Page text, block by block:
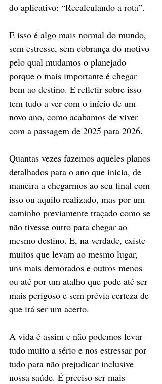
do aplicativo: “Recalculando a rota”.
E isso é algo mais normal do mundo,
sem estresse, sem cobrança do motivo
pelo qual mudamos o planejado
porque o mais importante é chegar
bem ao destino. E refletir sobre isso
tem tudo a ver com o início de um
novo ano, como acabamos de viver
com a passagem de 2025 para 2026.
Quantas vezes fazemos aqueles planos
detalhados para o ano que inicia, de
maneira a chegarmos ao seu final com
isso ou aquilo realizado, mas por um
caminho previamente traçado como se
não tivesse outro para chegar ao
mesmo destino. E, na verdade, existe
muitos que levam ao mesmo lugar,
uns mais demorados e outros menos
ou até por um atalho que pode até ser
mais perigoso e sem prévia certeza de
que irá ser um acerto.
A vida é assim e não podemos levar
tudo muito a sério e nos estressar por
tudo para não prejudicar inclusive
nossa saúde. É preciso ser mais